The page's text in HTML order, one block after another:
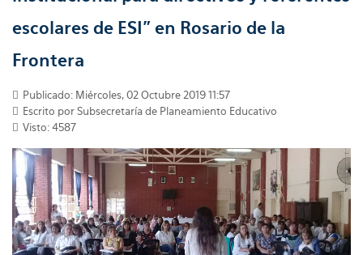
escolares de ESI” en Rosario de la
Frontera
Publicado: Miércoles, 02 Octubre 2019 11:57
Escrito por Subsecretaría de Planeamiento Educativo
Visto: 4587